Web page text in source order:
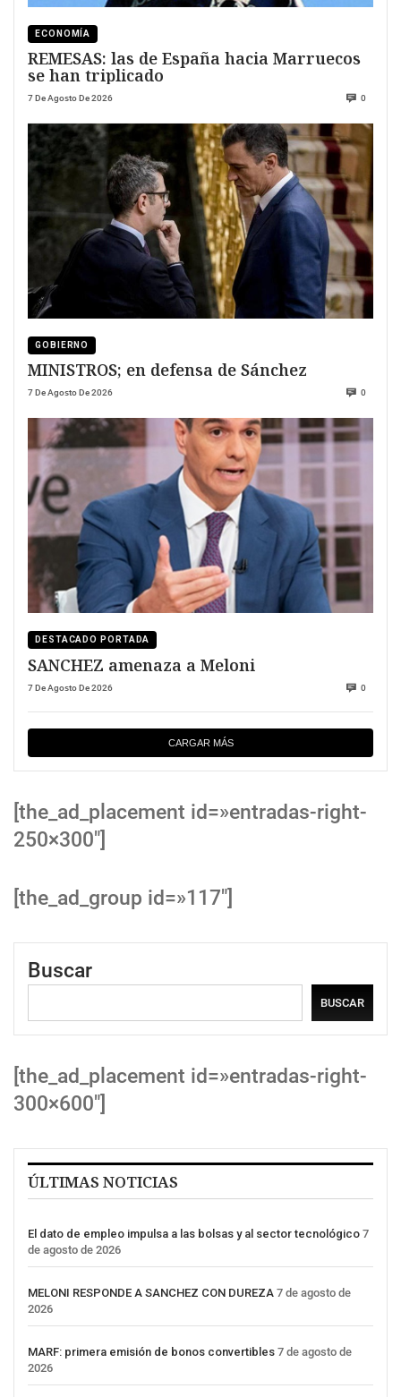
ECONOMÍA
REMESAS: las de España hacia Marruecos
se han triplicado
7 De Agosto De 2026 0
GOBIERNO
MINISTROS; en defensa de Sánchez
7 De Agosto De 2026 0
DESTACADO PORTADA
SANCHEZ amenaza a Meloni
7 De Agosto De 2026 0
CARGAR MÁS
[the_ad_placement id=»entradas-right-
250×300″]
[the_ad_group id=»117″]
Buscar
BUSCAR
[the_ad_placement id=»entradas-right-
300×600″]
ÚLTIMAS NOTICIAS
El dato de empleo impulsa a las bolsas y al sector tecnológico 7
de agosto de 2026
MELONI RESPONDE A SANCHEZ CON DUREZA 7 de agosto de
2026
MARF: primera emisión de bonos convertibles 7 de agosto de
2026